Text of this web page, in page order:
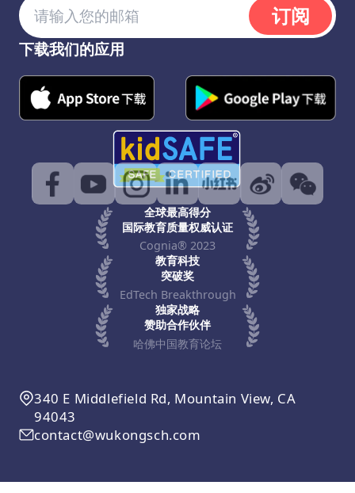
订阅
下载我们的应用
全球最高得分
国际教育质量权威认证
Cognia® 2023
教育科技
突破奖
EdTech Breakthrough
独家战略
赞助合作伙伴
哈佛中国教育论坛
340 E Middlefield Rd, Mountain View, CA
94043
contact@wukongsch.com